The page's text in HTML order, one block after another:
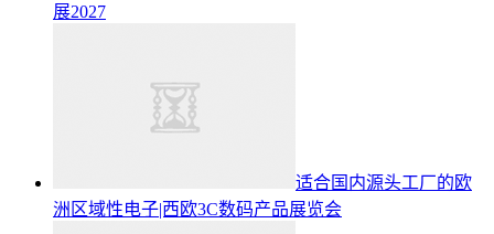
展2027
适合国内源头工厂的欧
洲区域性电子|西欧3C数码产品展览会